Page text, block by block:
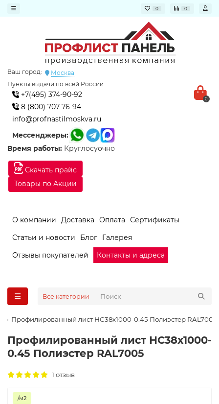
0 0
Скачать прайс
Товары по Акции
Ваш город:
Москва
Пункты выдачи по всей России
+7(495) 374-90-92
8 (800) 707-76-94
info@profnastilmoskva.ru
Мессенджеры:
Время работы: Круглосуочно
0
О компании Доставка Оплата
Сертификаты
Статьи и новости
Блог
Галерея
Отзывы покупателей
Контакты и адреса
Все категории
Профилированный лист НС38х1000-0.45 Полиэстер RAL7005
Профилированный лист НС38х1000-
0.45 Полиэстер RAL7005
1 отзыв
/м2